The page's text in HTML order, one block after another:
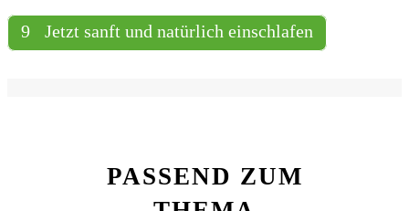
Jetzt sanft und natürlich einschlafen
PASSEND ZUM